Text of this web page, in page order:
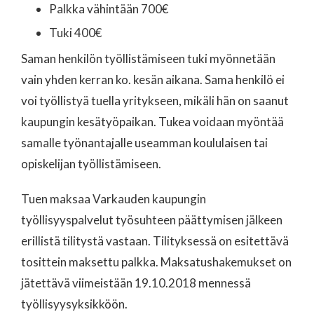
Palkka vähintään 700€
Tuki 400€
Saman henkilön työllistämiseen tuki myönnetään
vain yhden kerran ko. kesän aikana. Sama henkilö ei
voi työllistyä tuella yritykseen, mikäli hän on saanut
kaupungin kesätyöpaikan. Tukea voidaan myöntää
samalle työnantajalle useamman koululaisen tai
opiskelijan työllistämiseen.
Tuen maksaa Varkauden kaupungin
työllisyyspalvelut työsuhteen päättymisen jälkeen
erillistä tilitystä vastaan. Tilityksessä on esitettävä
tosittein maksettu palkka. Maksatushakemukset on
jätettävä viimeistään 19.10.2018 mennessä
työllisyysyksikköön.